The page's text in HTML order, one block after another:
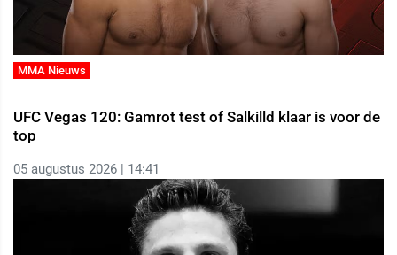
MMA Nieuws
UFC Vegas 120: Gamrot test of Salkilld klaar is voor de
top
05 augustus 2026 | 14:41